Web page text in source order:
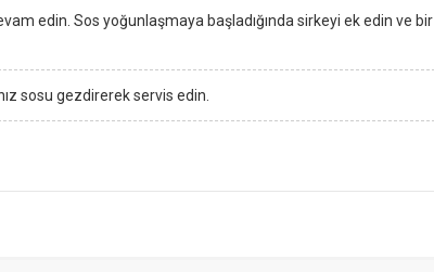
edin. Sos yoğunlaşmaya başladığında sirkeyi ek edin ve bir
sosu gezdirerek servis edin.